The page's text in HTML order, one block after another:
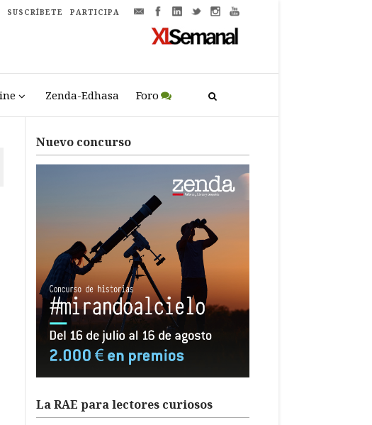
SUSCRÍBETE PARTICIPA
Zenda-Edhasa Foro
Nuevo concurso
La RAE para lectores curiosos